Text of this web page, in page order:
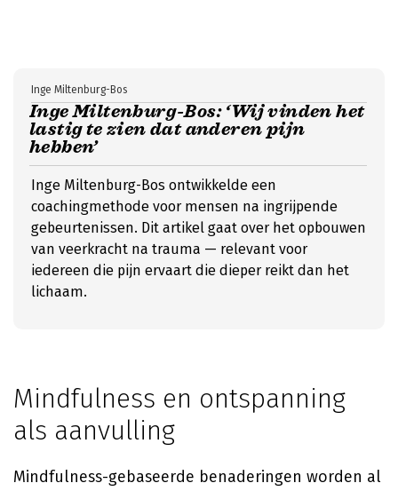
Inge Miltenburg-Bos: ‘Wij vinden het
lastig te zien dat anderen pijn
hebben’
Inge Miltenburg-Bos
Inge Miltenburg-Bos ontwikkelde een
coachingmethode voor mensen na ingrijpende
gebeurtenissen. Dit artikel gaat over het opbouwen
van veerkracht na trauma — relevant voor
iedereen die pijn ervaart die dieper reikt dan het
lichaam.
Mindfulness en ontspanning
als aanvulling
Mindfulness-gebaseerde benaderingen worden al